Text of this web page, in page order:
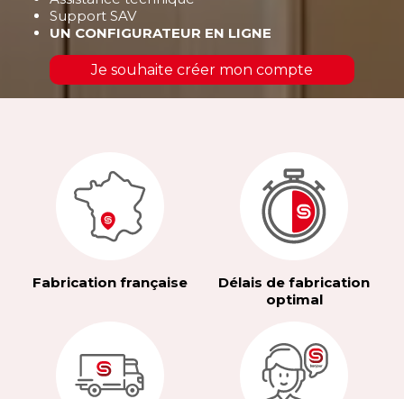
Support SAV
UN CONFIGURATEUR EN LIGNE
Je souhaite créer mon compte
Fabrication française
Délais de fabrication
optimal